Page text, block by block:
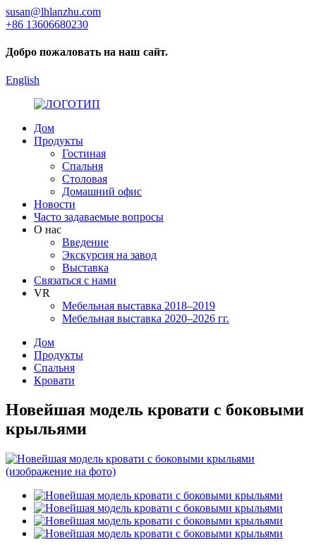
susan@lhlanzhu.com
+86 13606680230
Добро пожаловать на наш сайт.
English
Дом
Продукты
Гостиная
Спальня
Столовая
Домашний офис
Новости
Часто задаваемые вопросы
О нас
Введение
Экскурсия на завод
Выставка
Связаться с нами
VR
Мебельная выставка 2018–2019
Мебельная выставка 2020–2026 гг.
Дом
Продукты
Спальня
Кровати
Новейшая модель кровати с боковыми
крыльями